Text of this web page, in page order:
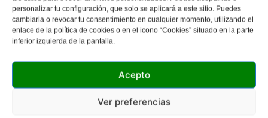
personalizar tu configuración, que solo se aplicará a este sitio. Puedes
cambiarla o revocar tu consentimiento en cualquier momento, utilizando el
enlace de la política de cookies o en el icono “Cookies” situado en la parte
inferior izquierda de la pantalla.
Acepto
Ver preferencias
amistosa y trabajar en un entendimiento
compartido hará que tengan una sensación de
seguridad y comiencen a mostrarse como
pueden ser.
Por tanto, los temas de discusión girarán en
torno a la autenticidad y la seriedad. Los temas